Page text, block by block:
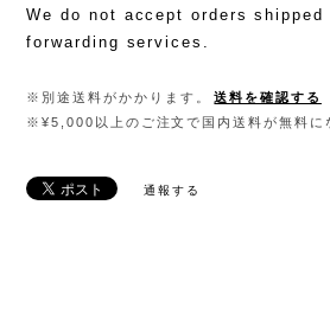
We do not accept orders
forwarding services.
※別途送料がかかります。
送料を確認する
※¥5,000以上のご注文で国内送料が無料に
通報する